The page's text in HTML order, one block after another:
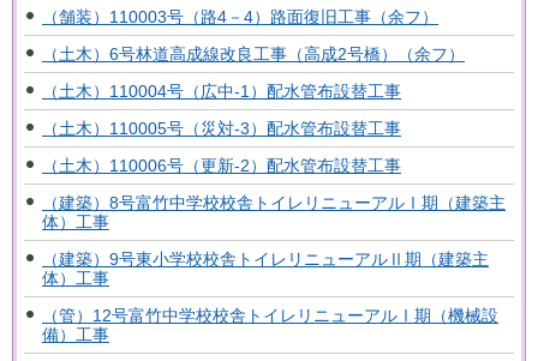
（舗装）110003号（路4－4）路面復旧工事（余フ）
（土木）6号林道高成線改良工事（高成2号橋）（余フ）
（土木）110004号（広中-1）配水管布設替工事
（土木）110005号（災対-3）配水管布設替工事
（土木）110006号（更新-2）配水管布設替工事
（建築）8号富竹中学校校舎トイレリニューアルⅠ期（建築主
体）工事
（建築）9号東小学校校舎トイレリニューアルⅡ期（建築主
体）工事
（管）12号富竹中学校校舎トイレリニューアルⅠ期（機械設
備）工事